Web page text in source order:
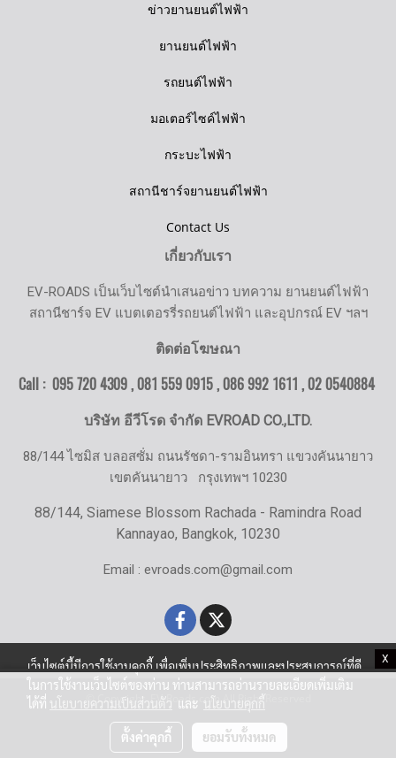
X
ข่าวยานยนต์ไฟฟ้า
ยานยนต์ไฟฟ้า
รถยนต์ไฟฟ้า
มอเตอร์ไซค์ไฟฟ้า
กระบะไฟฟ้า
สถานีชาร์จยานยนต์ไฟฟ้า
Contact Us
เกี่ยวกับเรา
EV-ROADS เป็นเว็บไซต์นำเสนอข่าว บทความ ยานยนต์ไฟฟ้า
สถานีชาร์จ EV แบตเตอรรี่รถยนต์ไฟฟ้า และอุปกรณ์ EV ฯลฯ
ติดต่อโฆษณา
Call : 095 720 4309 , 081 559 0915 , 086 992 1611 ,02 0540884
บริษัท อีวีโรด จำกัด EVROAD CO.,LTD.
88/144 ไซมิส บลอสซั่ม ถนนรัชดา-รามอินทรา แขวงคันนายาว
เขตคันนายาว กรุงเทพฯ 10230
88/144, Siamese Blossom Rachada - Ramindra Road
Kannayao, Bangkok, 10230
Email : evroads.com@gmail.com
© Copyright EV-Roads.com All Right Reserved
เว็บไซต์นี้มีการใช้งานคุกกี้ เพื่อเพิ่มประสิทธิภาพและประสบการณ์ที่ดี
ในการใช้งานเว็บไซต์ของท่าน ท่านสามารถอ่านรายละเอียดเพิ่มเติม
ได้ที่ นโยบายความเป็นส่วนตัว และ นโยบายคุกกี้
ตั้งค่าคุกกี้ ยอมรับทั้งหมด